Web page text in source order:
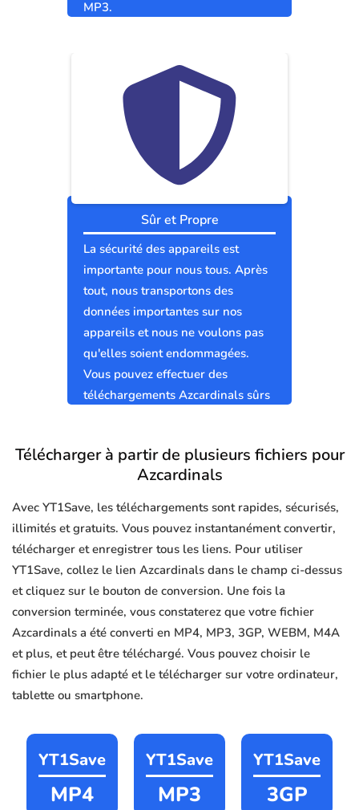
MP3.
Sûr et Propre
La sécurité des appareils est
importante pour nous tous. Après
tout, nous transportons des
données importantes sur nos
appareils et nous ne voulons pas
qu'elles soient endommagées.
Vous pouvez effectuer des
téléchargements Azcardinals sûrs
Télécharger à partir de plusieurs fichiers pour
Azcardinals
Avec YT1Save, les téléchargements sont rapides, sécurisés,
illimités et gratuits. Vous pouvez instantanément convertir,
télécharger et enregistrer tous les liens. Pour utiliser
YT1Save, collez le lien Azcardinals dans le champ ci-dessus
et cliquez sur le bouton de conversion. Une fois la
conversion terminée, vous constaterez que votre fichier
Azcardinals a été converti en MP4, MP3, 3GP, WEBM, M4A
et plus, et peut être téléchargé. Vous pouvez choisir le
fichier le plus adapté et le télécharger sur votre ordinateur,
tablette ou smartphone.
YT1Save
MP4
YT1Save
MP3
YT1Save
3GP